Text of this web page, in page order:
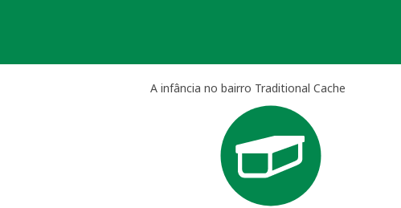
A infância no bairro Traditional Cache